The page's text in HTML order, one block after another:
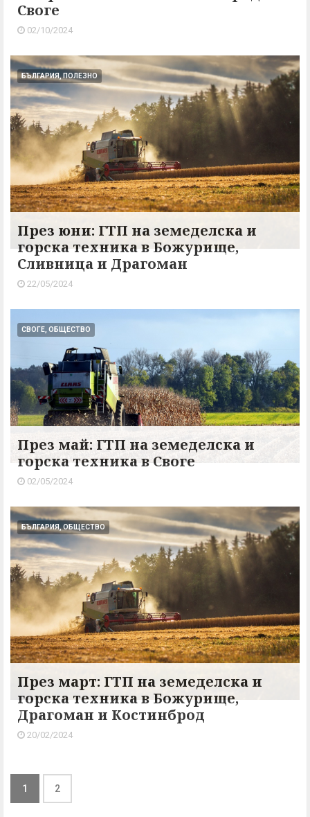
Своге
02/10/2024
БЪЛГАРИЯ, ПОЛЕЗНО
През юни: ГТП на земеделска и
горска техника в Божурище,
Сливница и Драгоман
22/05/2024
СВОГЕ, ОБЩЕСТВО
През май: ГТП на земеделска и
горска техника в Своге
02/05/2024
БЪЛГАРИЯ, ОБЩЕСТВО
През март: ГТП на земеделска и
горска техника в Божурище,
Драгоман и Костинброд
20/02/2024
1 2